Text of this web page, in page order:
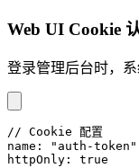
Web UI Cookie
登录管理后台时，
// Cookie 配置
name :
"auth-token"
httpOnly :
true